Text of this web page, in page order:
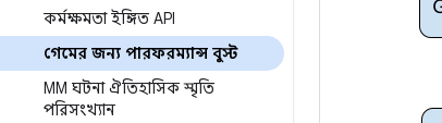
কর্মক্ষমতা ইঙ্গিত API
গেমের জন্য পারফরম্যান্স বুস্ট
MM ঘটনা ঐতিহাসিক স্মৃতি
পরিসংখ্যান